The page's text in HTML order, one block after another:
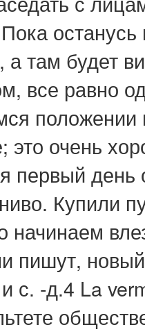
а там будет
все равно
это очень
первый день
Купили
начинаем
пишут,
с. -д.4 La